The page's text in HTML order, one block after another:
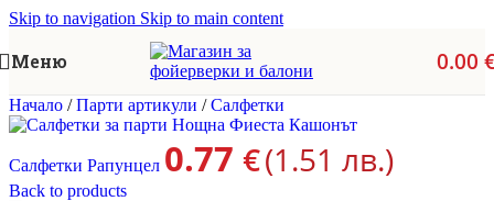
Skip to navigation Skip to main content
Меню 0.00
Начало / Парти артикули / Салфетки
Салфетки Рапунцел 0.77 €(1.51 лв.)
Back to products